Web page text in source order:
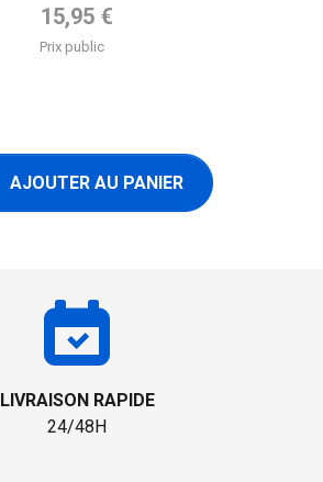
Prix de base
15,95 €
Prix public
AJOUTER AU PANIER
LIVRAISON RAPIDE
24/48H